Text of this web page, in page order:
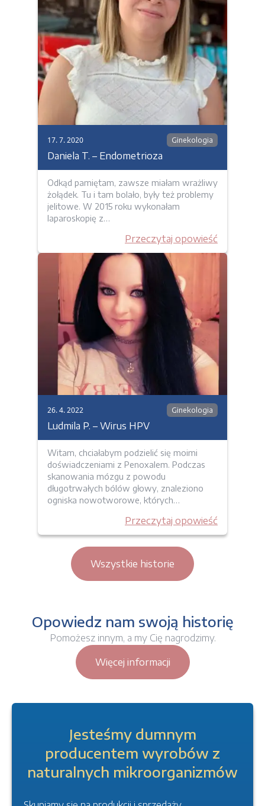
17. 7. 2020 Ginekologia
Daniela T. – Endometrioza
Odkąd pamiętam, zawsze miałam wrażliwy
żołądek. Tu i tam bolało, były też problemy
jelitowe. W 2015 roku wykonałam
laparoskopię z…
Przeczytaj opowieść
26. 4. 2022 Ginekologia
Ludmila P. – Wirus HPV
Witam, chciałabym podzielić się moimi
doświadczeniami z Penoxalem. Podczas
skanowania mózgu z powodu
długotrwałych bólów głowy, znaleziono
ogniska nowotworowe, których…
Przeczytaj opowieść
Wszystkie historie
Opowiedz nam swoją historię
Pomożesz innym, a my Cię nagrodzimy.
Więcej informacji
Jesteśmy dumnym
producentem wyrobów z
naturalnych mikroorganizmów